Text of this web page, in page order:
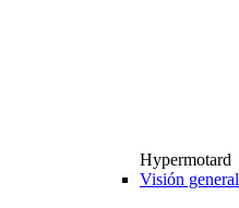
Hypermotard
Visión general